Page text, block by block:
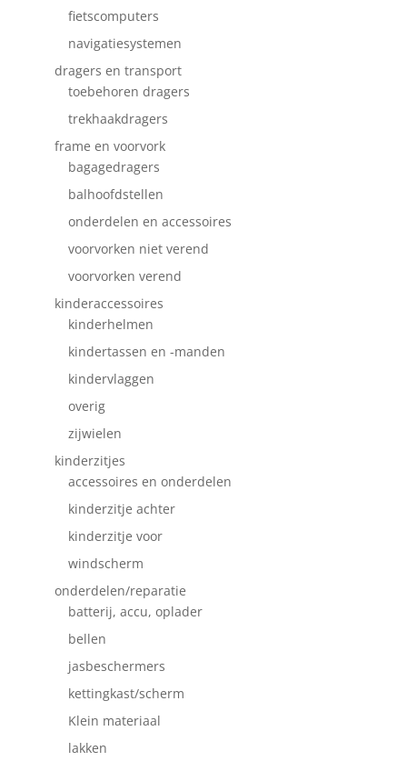
fietscomputers
navigatiesystemen
dragers en transport
toebehoren dragers
trekhaakdragers
frame en voorvork
bagagedragers
balhoofdstellen
onderdelen en accessoires
voorvorken niet verend
voorvorken verend
kinderaccessoires
kinderhelmen
kindertassen en -manden
kindervlaggen
overig
zijwielen
kinderzitjes
accessoires en onderdelen
kinderzitje achter
kinderzitje voor
windscherm
onderdelen/reparatie
batterij, accu, oplader
bellen
jasbeschermers
kettingkast/scherm
Klein materiaal
lakken